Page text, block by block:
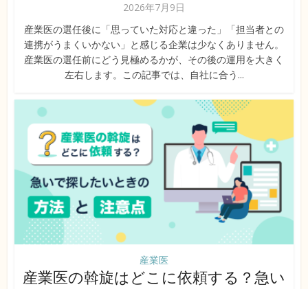
2026年7月9日
産業医の選任後に「思っていた対応と違った」「担当者との
連携がうまくいかない」と感じる企業は少なくありません。
産業医の選任前にどう見極めるかが、その後の運用を大きく
左右します。この記事では、自社に合う...
産業医
産業医の斡旋はどこに依頼する？急い